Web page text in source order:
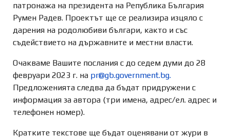
патронажа на президента на Република България
Румен Радев. Проектът ще се реализира изцяло с
дарения на родолюбиви българи, както и със
съдействието на държавните и местни власти.
Очакваме Вашите послания с до седем думи до 28
февруари 2023 г. на pr@gb.government.bg.
Предложенията следва да бъдат придружени с
информация за автора (три имена, адрес/ел. адрес и
телефонен номер).
Кратките текстове ще бъдат оценявани от жури в